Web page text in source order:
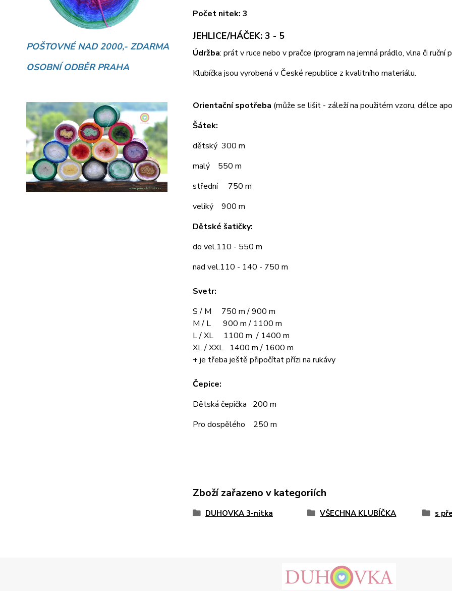
POŠTOVNÉ NAD 2000,- ZDARMA
OSOBNÍ ODBĚR PRAHA
Počet nitek: 3
JEHLICE/HÁČEK: 3 - 5
Údržba: prát v ruce nebo v pračce (program na jemná prádlo, vlna či
Klubíčka jsou vyrobená v České republice z kvalitního materiálu.
Orientační spotřeba (může se lišit - záleží na použitém vzoru, délce
Šátek:
dětský 300 m
malý 550 m
střední 750 m
veliký 900 m
Dětské šatičky:
do vel.110 - 550 m
nad vel.110 - 140 - 750 m
Svetr:
S / M 750 m / 900 m
M / L 900 m / 1100 m
L / XL 1100 m / 1400 m
XL / XXL 1400 m / 1600 m
+ je třeba ještě připočítat přízi na rukávy
Čepice:
Dětská čepička 200 m
Pro dospělého 250 m
Zboží zařazeno v kategoriích
DUHOVKA 3-nitka VŠECHNA KLUBÍČKA s